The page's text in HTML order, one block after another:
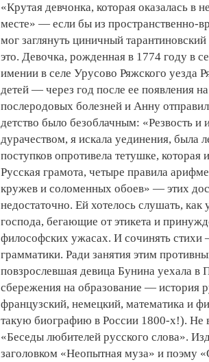
«Крутая девчонка, которая оказалась в
месте» — если бы из пространственно-
мог заглянуть циничный
это. Девочка, рожденная в 1774 году в
имении в селе Урусово Ряжского уезда
детей — через год после ее появления
послеродовых болезней и Анну
детство было безоблачным: «Резвость и
дурачеством, я искала уединения, была
поступков опротивела тетушке, которая
Русская грамота, четыре правила
кружев и соломенных обоев» — этих
недостаточно. Ей хотелось слушать,
господа, бегающие от этикета и
философских ужасах. И сочинять стихи
грамматики. Ради занятия этим
повзрослевшая девица Бунина уехала в
сбережения на образование — история
французский, немецкий, математика и
такую биографию в России 1800-х!).
«Беседы любителей русского слова».
заголовком «Неопытная муза» и поэму